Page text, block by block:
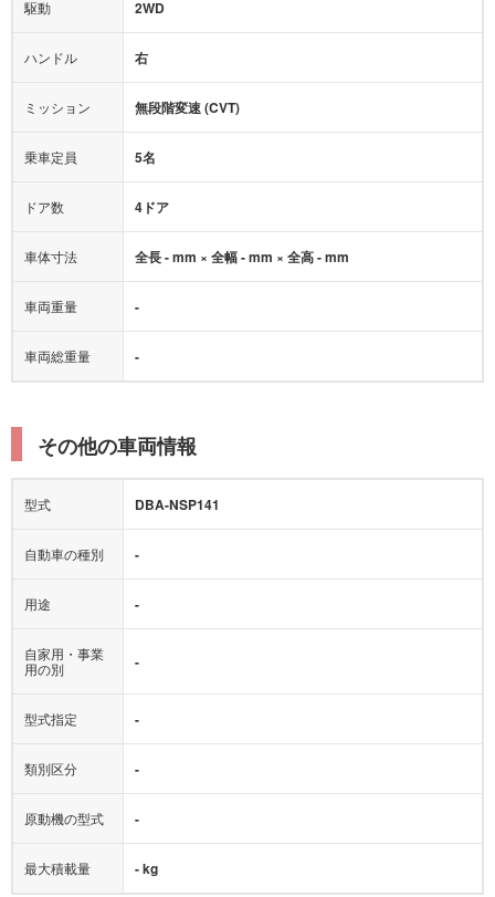
アダプティブクルーズコントロール
ヒルディセントコントロール
オートマチックハイビーム
駆動 2WD
ハンドル 右
ミッション 無段階変速 (CVT)
乗車定員 5名
ドア数 4ドア
車体寸法 全長 - mm × 全幅 - mm × 全高 - mm
車両重量 -
車両総重量 -
その他の車両情報
型式 DBA-NSP141
自動車の種別 -
用途 -
自家用・事業
用の別
-
型式指定 -
類別区分 -
原動機の型式 -
最大積載量 - kg